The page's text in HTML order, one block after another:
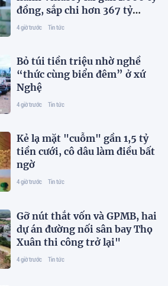
đồng, sắp chi hơn 367 tỷ
đồng cổ tức
4 giờ trước Tin tức
Bỏ túi tiền triệu nhờ nghề
“thức cùng biển đêm” ở xứ
Nghệ
4 giờ trước Tin tức
Kẻ lạ mặt "cuỗm" gần 1,5 tỷ
tiền cưới, cô dâu làm điều bất
ngờ
4 giờ trước Tin tức
Gỡ nút thắt vốn và GPMB, hai
dự án đường nối sân bay Thọ
Xuân thi công trở lại"
4 giờ trước Tin tức